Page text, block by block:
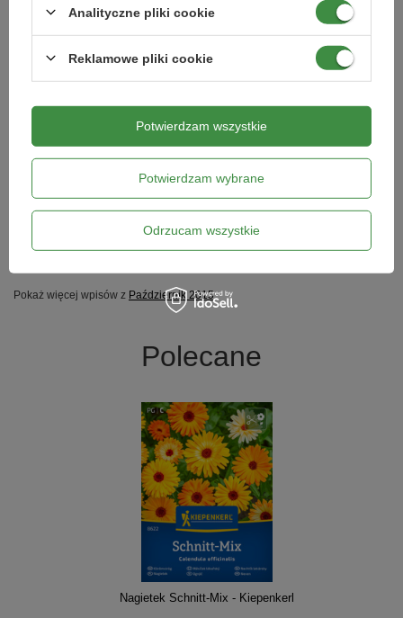
zasadzie wiosną nie będziesz miał problemu z pomyłką z nasion. Zwróć
również uwagę aby mazak, którym podpisujesz nasiona aby nie
Jeżeli czas Ciebie ogranicza i boisz się o ewentualną utratę nasion,
które mogłyby się wysypać z pękających torebek nasiennych lub
zostać wydziobane przez ptaki, załóż na kwiaty
u nasady kwiatostanu.
zdjęcie: Bluesnap / pixabay.com(sn)
Pokaż więcej wpisów z Październik 2015
Polecane
Nagietek Schnitt-Mix - Kiepenkerl
Analityczne pliki cookie
Reklamowe pliki cookie
Potwierdzam wybrane
Odrzucam wszystkie
Potwierdzam wszystkie